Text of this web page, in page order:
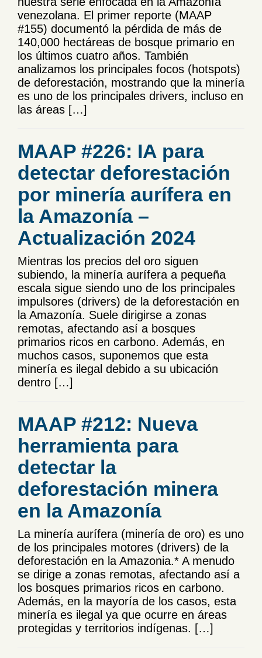
venezolana. El primer reporte (MAAP
#155) documentó la pérdida de más de
140,000 hectáreas de bosque primario en
los últimos cuatro años. También
analizamos los principales focos (hotspots)
de deforestación, mostrando que la minería
es uno de los principales drivers, incluso en
las áreas […]
MAAP #226: IA para
detectar deforestación
por minería aurífera en
la Amazonía –
Actualización 2024
Mientras los precios del oro siguen
subiendo, la minería aurífera a pequeña
escala sigue siendo uno de los principales
impulsores (drivers) de la deforestación en
la Amazonía. Suele dirigirse a zonas
remotas, afectando así a bosques
primarios ricos en carbono. Además, en
muchos casos, suponemos que esta
minería es ilegal debido a su ubicación
dentro […]
MAAP #212: Nueva
herramienta para
detectar la
deforestación minera
en la Amazonía
La minería aurífera (minería de oro) es uno
de los principales motores (drivers) de la
deforestación en la Amazonia.* A menudo
se dirige a zonas remotas, afectando así a
los bosques primarios ricos en carbono.
Además, en la mayoría de los casos, esta
minería es ilegal ya que ocurre en áreas
protegidas y territorios indígenas. […]